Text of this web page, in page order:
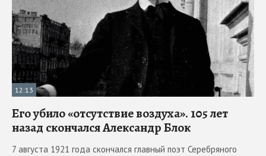
12:13
Его убило «отсутствие воздуха». 105 лет
назад скончался Александр Блок
7 августа 1921 года скончался главный поэт Серебряного